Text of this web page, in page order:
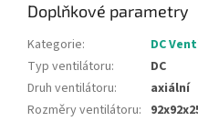
Doplňkové parametry
Kategorie:
DC
Typ ventilátoru:
DC
Druh ventilátoru:
axiální
Rozměry ventilátoru: